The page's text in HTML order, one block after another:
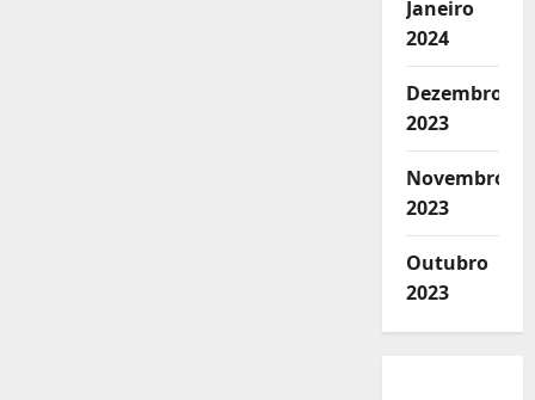
Janeiro
2024
Dezembro
2023
Novembro
2023
Outubro
2023